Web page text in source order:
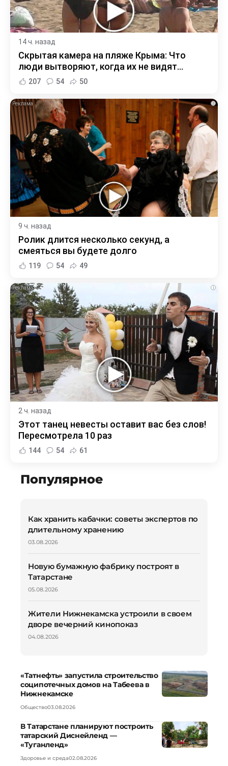
14 ч. назад
Скрытая камера на пляже Крыма: Что
люди вытворяют, когда их не видят...
207 54 50
i
9 ч. назад
Ролик длится несколько секунд, а
смеяться вы будете долго
119 54 49
i
2 ч. назад
Этот танец невесты оставит вас без слов!
Пересмотрела 10 раз
144 54 61
Популярное
Как хранить кабачки: советы экспертов по
длительному хранению
03.08.2026
Новую бумажную фабрику построят в
Татарстане
05.08.2026
Жители Нижнекамска устроили в своем
дворе вечерний кинопоказ
04.08.2026
«Татнефть» запустила строительство
соципотечных домов на Табеева в
Нижнекамске
Общество03.08.2026
В Татарстане планируют построить
татарский Диснейленд —
«Туганленд»
Здоровье и среда02.08.2026